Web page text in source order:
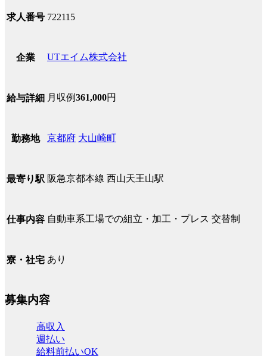
求人番号 722115
企業 UTエイム株式会社
給与詳細 月収例361,000円
勤務地 京都府 大山崎町
最寄り駅 阪急京都本線 西山天王山駅
仕事内容 自動車系工場での組立・加工・プレス 交替制
寮・社宅 あり
募集内容
高収入
週払い
給料前払いOK